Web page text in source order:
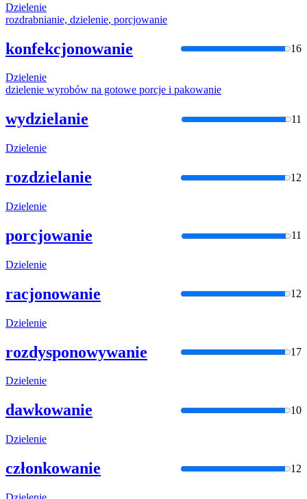
Dzielenie
rozdrabnianie, dzielenie, porcjowanie
konfekcjonowanie 16
Dzielenie
dzielenie wyrobów na gotowe porcje i pakowanie
wydzielanie 11
Dzielenie
rozdzielanie 12
Dzielenie
porcjowanie 11
Dzielenie
racjonowanie 12
Dzielenie
rozdysponowywanie 17
Dzielenie
dawkowanie 10
Dzielenie
członkowanie 12